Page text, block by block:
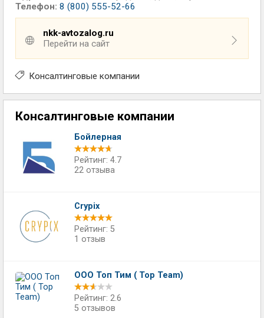
Телефон: 8 (800) 555-52-66
nkk-avtozalog.ru
Перейти на сайт
Консалтинговые компании
Консалтинговые компании
Бойлерная
Рейтинг: 4.7
22 отзыва
Crypix
Рейтинг: 5
1 отзыв
ООО Топ Тим ( Top Team)
Рейтинг: 2.6
5 отзывов